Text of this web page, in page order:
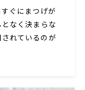
ぐにまつげが
なく決まらな
れているのが